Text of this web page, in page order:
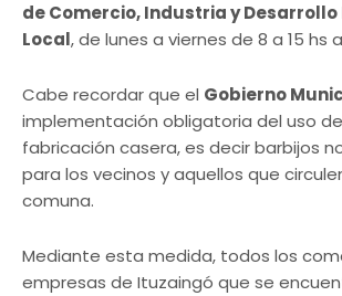
de Comercio, Industria y Desarrollo
Local, de lunes a viernes de 8 a 15 hs
Cabe recordar que el Gobierno
implementación obligatoria del uso
fabricación casera, es decir barbijos
para los vecinos y aquellos que
comuna.
Mediante esta medida, todos los
empresas de Ituzaingó que se